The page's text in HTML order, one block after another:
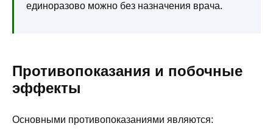
единоразово можно без назначения врача.
Противопоказания и побочные
эффекты
Основными противопоказаниями являются: